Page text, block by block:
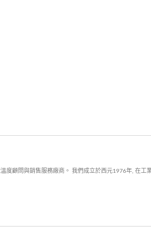
顧問與銷售服務廠商。 我們成立於西元1976年, 在